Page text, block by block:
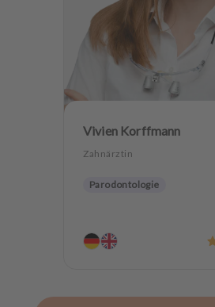
Vivien Korffmann
Zahnärztin
Parodontologie